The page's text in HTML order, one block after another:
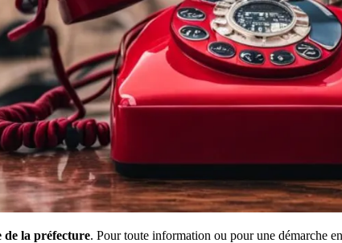
de la préfecture. Pour toute information ou pour une démarche